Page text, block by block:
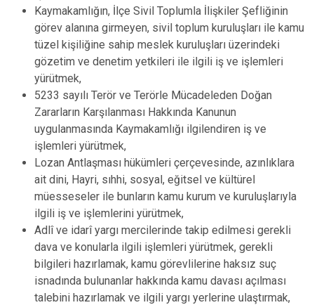
Kaymakamlığın, İlçe Sivil Toplumla İlişkiler Şefliğinin
görev alanına girmeyen, sivil toplum kuruluşları ile kamu
tüzel kişiliğine sahip meslek kuruluşları üzerindeki
gözetim ve denetim yetkileri ile ilgili iş ve işlemleri
yürütmek,
5233 sayılı Terör ve Terörle Mücadeleden Doğan
Zararların Karşılanması Hakkında Kanunun
uygulanmasında Kaymakamlığı ilgilendiren iş ve
işlemleri yürütmek,
Lozan Antlaşması hükümleri çerçevesinde, azınlıklara
ait dini, Hayri, sıhhi, sosyal, eğitsel ve kültürel
müesseseler ile bunların kamu kurum ve kuruluşlarıyla
ilgili iş ve işlemlerini yürütmek,
Adlî ve idarî yargı mercilerinde takip edilmesi gerekli
dava ve konularla ilgili işlemleri yürütmek, gerekli
bilgileri hazırlamak, kamu görevlilerine haksız suç
isnadında bulunanlar hakkında kamu davası açılması
talebini hazırlamak ve ilgili yargı yerlerine ulaştırmak,